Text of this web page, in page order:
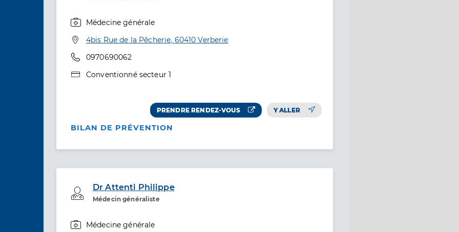
Médecine générale
Adresse
4bis Rue de la Pêcherie, 60410 Verberie
Téléphone
0970690062
Type de convention
Conventionné secteur 1
PRENDRE RENDEZ-VOUS Y ALLER
BILAN DE PRÉVENTION
Dr Attenti Philippe
Médecin généraliste
Professionel de santé
Médecine générale